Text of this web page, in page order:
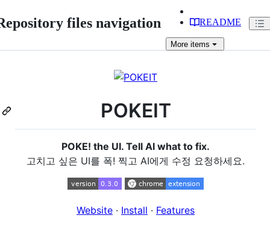
files navigation README
More items
POKEIT
POKE! the UI. Tell AI what to fix.
고치고 싶은 UI를 폭! 찍고 AI에게 수정 요청하세요.
Website · Install · Features